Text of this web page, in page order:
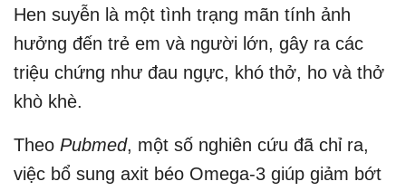
Hen suyễn là một tình trạng mãn tính ảnh
hưởng đến trẻ em và người lớn, gây ra các
triệu chứng như đau ngực, khó thở, ho và thở
khò khè.
Theo Pubmed, một số nghiên cứu đã chỉ ra,
việc bổ sung axit béo Omega-3 giúp giảm bớt